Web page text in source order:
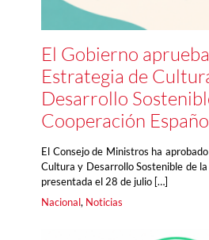
El Gobierno
Estrategia de
Desarrollo
Cooperación
El Consejo de Ministros ha
Cultura y Desarrollo Sostenible de
presentada el 28 de julio […]
Nacional, Noticias